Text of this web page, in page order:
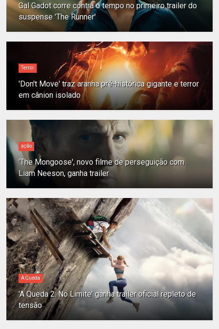
Gal Gadot corre contra o tempo no primeiro trailer do
suspense 'The Runner'
Terror
'Don't Move' traz aranha pré-histórica gigante e terror
em cânion isolado
ação
'The Mongoose', novo filme de perseguição com
Liam Neeson, ganha trailer
A Queda
'A Queda 2: No Limite' ganha trailer oficial repleto de
tensão